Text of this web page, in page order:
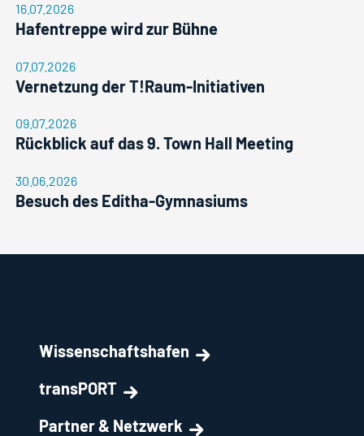
16.07.2026
Hafentreppe wird zur Bühne
07.07.2026
Vernetzung der T!Raum-Initiativen
09.07.2026
Rückblick auf das 9. Town Hall Meeting
30.06.2026
Besuch des Editha-Gymnasiums
Wissenschaftshafen
transPORT
Partner & Netzwerk